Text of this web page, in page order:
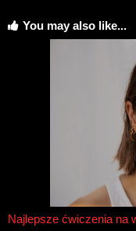
You may also like...
Najlepsze ćwiczenia na